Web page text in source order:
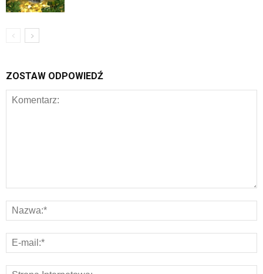
ZOSTAW ODPOWIEDŹ